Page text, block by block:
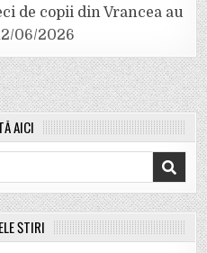
de copii din Vrancea au
06/2026
AICI
ȘTIRI